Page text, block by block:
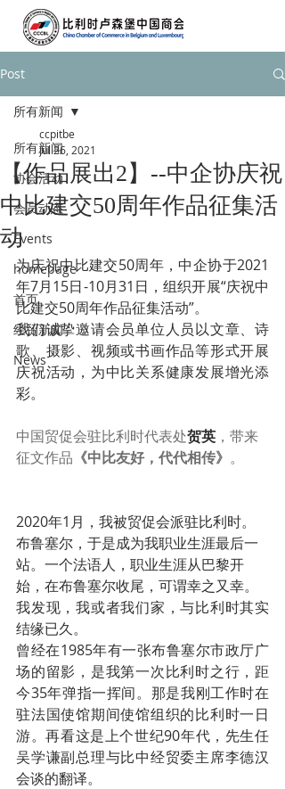
Post
所有新闻
协会活动
会员动态
Events
homepage
首页
经贸新闻
News
所有新闻
【作品展出2】--中企协庆祝
中比建交50周年作品征集活
动
ccpitbe
Jul 26, 2021
为庆祝中比建交50周年，中企协于2021
年7月15日-10月31日，组织开展“庆祝中
比建交50周年作品征集活动”。
我们诚挚邀请会员单位人员以文章、诗
歌、摄影、视频或书画作品等形式开展
庆祝活动，为中比关系健康发展增光添
彩。
中国贸促会驻比利时代表处贺英 ，带来
征文作品 《中比友好，代代相传》 。
2020年1月，我被贸促会派驻比利时。
布鲁塞尔，于是成为我职业生涯最后一
站。一个法语人，职业生涯从巴黎开
始，在布鲁塞尔收尾，可谓幸之又幸。
我发现，我或者我们家，与比利时其实
结缘已久。
曾经在1985年有一张布鲁塞尔市政厅广
场的留影，是我第一次比利时之行，距
今35年弹指一挥间。那是我刚工作时在
驻法国使馆期间使馆组织的比利时一日
游。再看这是上个世纪90年代，先生任
吴学谦副总理与比中经贸委主席李德汉
会谈的翻译。